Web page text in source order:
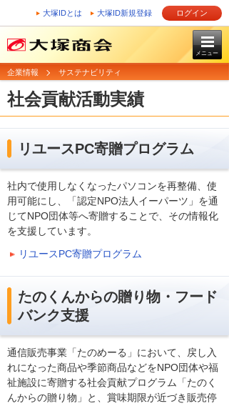
大塚IDとは 大塚ID新規登録 ログイン
メニュー
企業情報 サステナビリティ
社会貢献活動実績
リユースPC寄贈プログラム
社内で使用しなくなったパソコンを再整備、使
用可能にし、「認定NPO法人イーパーツ」を通
じてNPO団体等へ寄贈することで、その情報化
を支援しています。
リユースPC寄贈プログラム
たのくんからの贈り物・フード
バンク支援
通信販売事業「たのめーる」において、戻し入
れになった商品や季節商品などをNPO団体や福
祉施設に寄贈する社会貢献プログラム「たのく
んからの贈り物」と、賞味期限が近づき販売停